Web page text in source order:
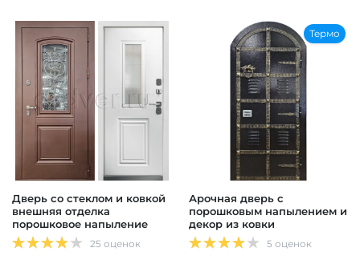
Дверь со стеклом и ковкой
внешняя отделка
порошковое напыление
25 оценок
Термо
Арочная дверь с
порошковым напылением и
декор из ковки
5 оценок